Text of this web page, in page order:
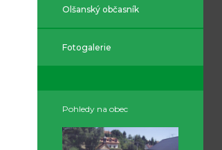
Olšanský občasník
Fotogalerie
Pohledy na obec